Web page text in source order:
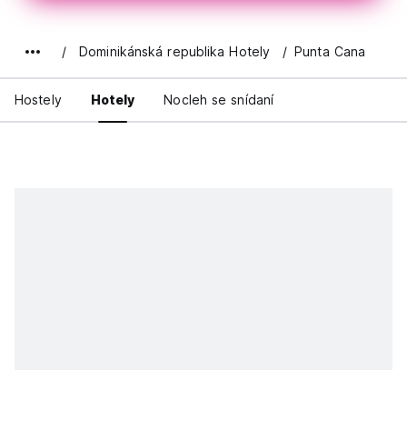
Dominikánská republika Hotely Punta Cana
Hostely Hotely Nocleh se snídaní